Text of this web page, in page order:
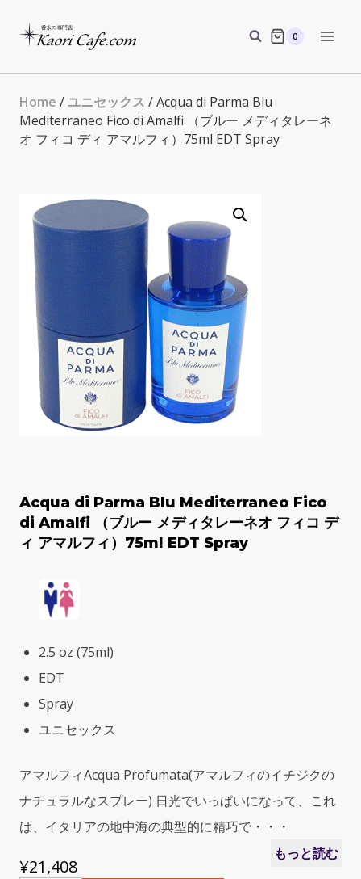
0
Home /ユニセックス / Acqua di Parma Blu
Mediterraneo Fico di Amalfi （ブルー メディタレーネ
オ フィコ ディ アマルフィ）75ml EDT Spray
Acqua di Parma Blu Mediterraneo Fico
di Amalfi （ブルー メディタレーネオ フィコ デ
ィ アマルフィ）75ml EDT Spray
2.5 oz (75ml)
EDT
Spray
ユニセックス
アマルフィAcqua Profumata(アマルフィのイチジクの
ナチュラルなスプレー) 日光でいっぱいになって、これ
は、イタリアの地中海の典型的に精巧で・・・
もっと読む
¥21,408